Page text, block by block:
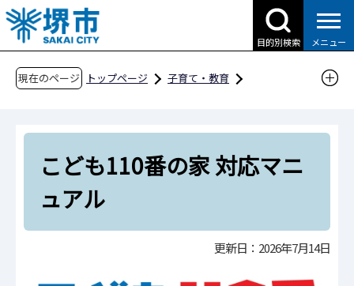
こ
の
ペ
目的別検索 メニュー
現在のページ トップページ
子育て・教育
その他安心な子育て環境に関わる取組
その他
子育てを支援する活動
こども110番の家 対応マニュアル
こども110番の家 対応マニ
ュアル
更新日：2026年7月14日